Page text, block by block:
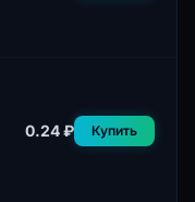
0.24 ₽ Купить